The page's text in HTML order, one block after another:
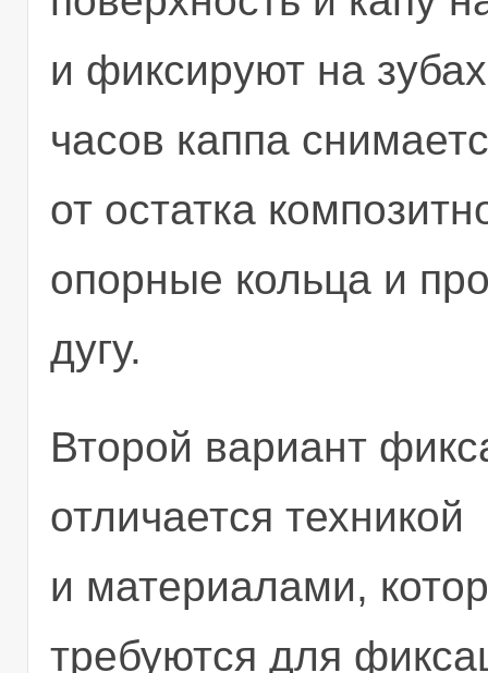
и фиксируют на
часов каппа
от остатка
опорные кольца и
дугу.
Второй вариант
отличается техникой
и материалами,
требуются для